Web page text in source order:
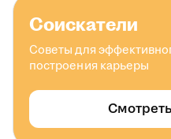
Соискатели
Советы для
построения карьеры